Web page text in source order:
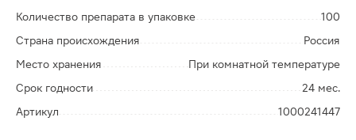
Количество препарата в упаковке
100
Страна происхождения
Россия
Место хранения
При комнатной температуре
Срок годности
24 мес.
Артикул
1000241447